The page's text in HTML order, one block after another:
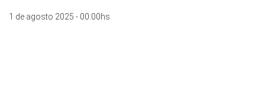
1 de agosto 2025 - 00:00hs